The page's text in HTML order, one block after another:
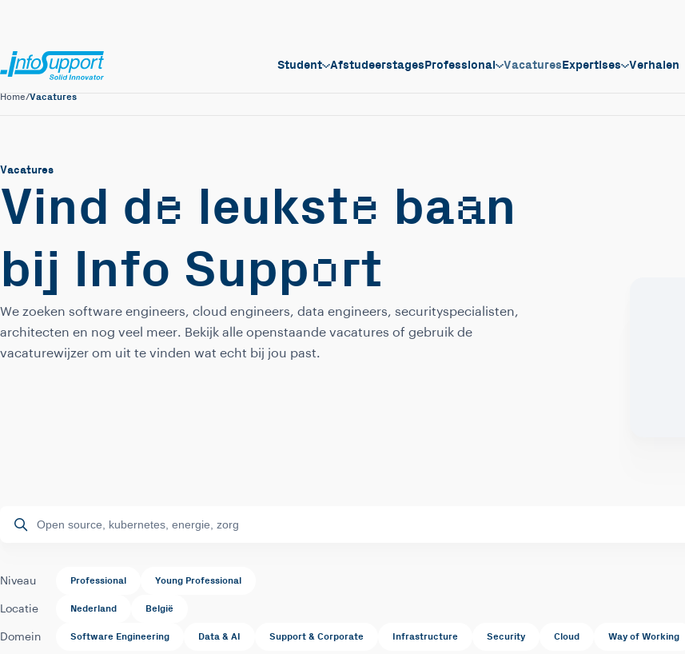
Student AfstudeerstagesProfessional VacaturesExpertises Verhalen
Home/Vacatures
Vacatures
Vind de leukste baan
bij Info Support
We zoeken software engineers, cloud engineers, data engineers, securityspecialisten,
architecten en nog veel meer. Bekijk alle openstaande vacatures of gebruik de
vacaturewijzer om uit te vinden wat echt bij jou past.
Niveau Professional Young Professional
Locatie Nederland België
Domein Software Engineering Data & AI Support & Corporate Infrastructure Security Cloud Way of Working